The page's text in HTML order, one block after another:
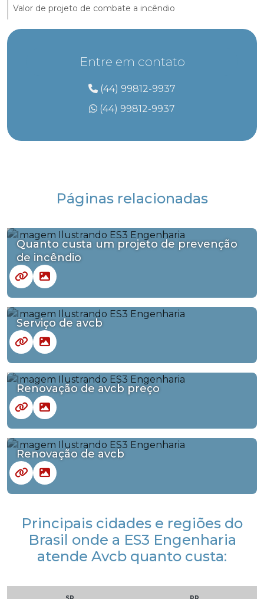
Valor de projeto de combate a incêndio
Entre em contato
(44) 99812-9937
(44) 99812-9937
Páginas relacionadas
Quanto custa um projeto de prevenção
de incêndio
Serviço de avcb
Renovação de avcb preço
Renovação de avcb
Principais cidades e regiões do
Brasil onde a ES3 Engenharia
atende Avcb quanto custa: